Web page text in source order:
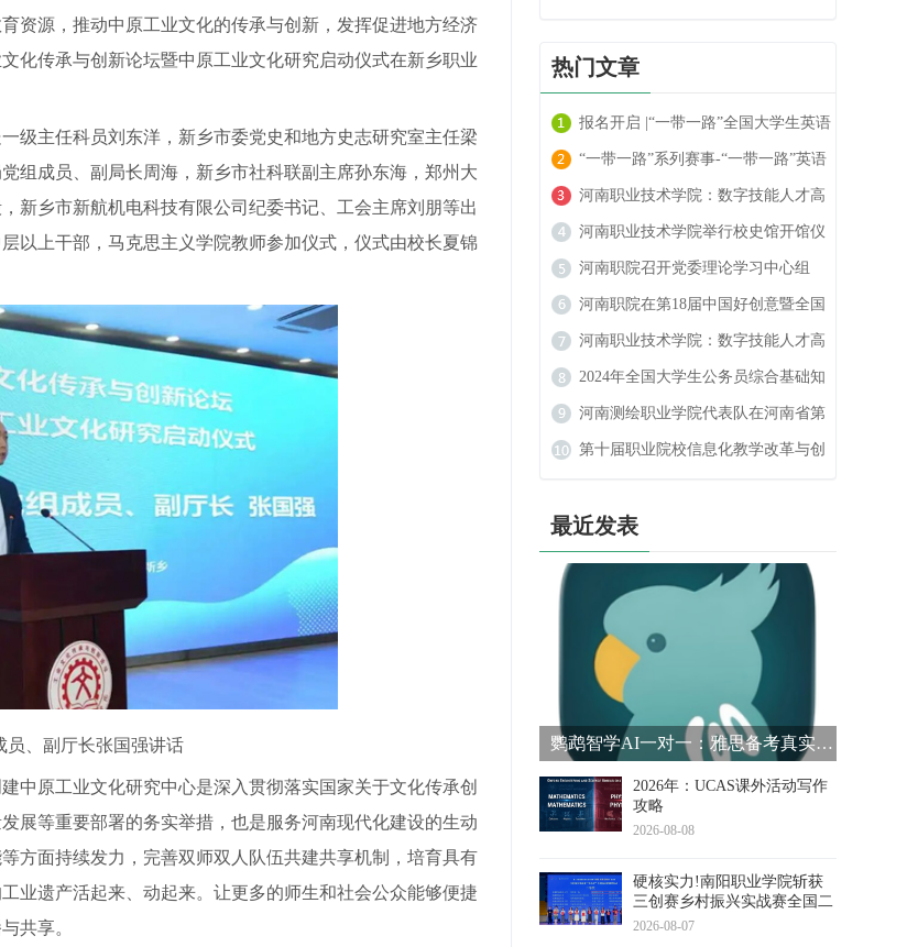
资源，推动中原工业文化的传承与创新，发挥促进地方经济
化传承与创新论坛暨中原工业文化研究启动仪式在新乡职业
主任科员刘东洋，新乡市委党史和地方史志研究室主任梁
组成员、副局长周海，新乡市社科联副主席孙东海，郑州大
新乡市新航机电科技有限公司纪委书记、工会主席刘朋等出
以上干部，马克思主义学院教师参加仪式，仪式由校长夏锦
员、副厅长张国强讲话
原工业文化研究中心是深入贯彻落实国家关于文化传承创
展等重要部署的务实举措，也是服务河南现代化建设的生动
方面持续发力，完善双师双人队伍共建共享机制，培育具有
业遗产活起来、动起来。让更多的师生和社会公众能够便捷
共享。
热门文章
报名开启 |“一带一路”全国大学生英语
阅读大赛火热进行中！
“一带一路”系列赛事-“一带一路”英语
翻译大赛报名开启！
河南职业技术学院：数字技能人才高
地的崛起
河南职业技术学院举行校史馆开馆仪
式
河南职院召开党委理论学习中心组
（扩大）民族宗教工作专题学习会
河南职院在第18届中国好创意暨全国
数字艺术设计大赛中喜获佳绩
河南职业技术学院：数字技能人才高
地的崛起
2024年全国大学生公务员综合基础知
识大赛
河南测绘职业学院代表队在河南省第
二届学生定向锦标赛中斩获佳绩
第十届职业院校信息化教学改革与创
最近发表
鹦鹉智学AI一对一：雅思备考真实提分测评
2026年：UCAS课外活动写作
攻略
2026-08-08
硬核实力!南阳职业学院斩获
三创赛乡村振兴实战赛全国二
等奖
2026-08-07